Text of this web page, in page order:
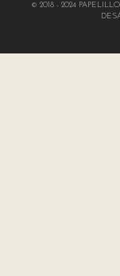
© 2018 - 2024